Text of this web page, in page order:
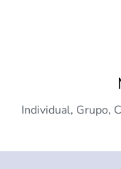
Individual, Grupo,